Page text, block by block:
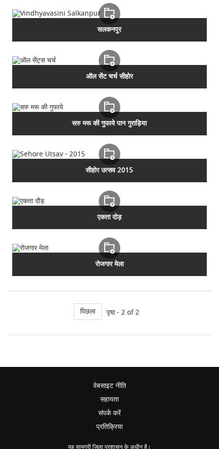
सलकनपुर
ऑल सेंट चर्च सीहोर
सरु मरू की गुफाये पान गुराड़िया
सीहोर उत्सव 2015
एकता दोड़
रोजगार मेला
पिछला पृष्ठ - 2 of 2
वेबसाइट नीति
सहायता
संपर्क करें
प्रतिक्रिया
यह सामग्री जिला प्रशासन के अधीन है।